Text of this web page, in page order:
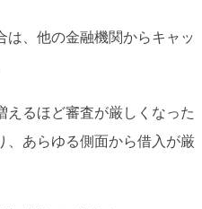
は、他の金融機関からキャッ
えるほど審査が厳しくなった
、あらゆる側面から借入が厳